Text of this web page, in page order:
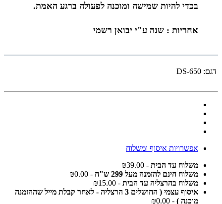
בכדי להיות שמישה ומוכנה לפעולה ברגע האמת.
אחריות : שנה ע"י יבואן רשמי
דגם: DS-650
אפשרויות איסוף ומשלוח
משלוח עד הבית - ₪39.00
משלוח חינם להזמנה מעל 299 ש"ח
- ₪0.00
משלוח בהרצליה עד הבית - ₪15.00
איסוף עצמי ( החושלים 3 הרצליה - לאחר קבלת מייל שההזמנה
מוכנה ) - ₪0.00